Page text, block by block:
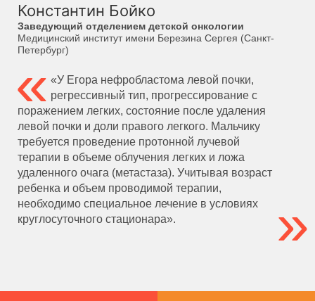
Константин Бойко
Заведующий отделением детской онкологии
Медицинский институт имени Березина Сергея (Санкт-
Петербург)
«У Егора нефробластома левой почки,
регрессивный тип, прогрессирование с
поражением легких, состояние после удаления
левой почки и доли правого легкого. Мальчику
требуется проведение протонной лучевой
терапии в объеме облучения легких и ложа
удаленного очага (метастаза). Учитывая возраст
ребенка и объем проводимой терапии,
необходимо специальное лечение в условиях
круглосуточного стационара».